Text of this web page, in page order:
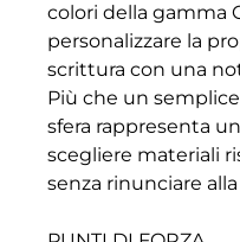
colori della gamma
personalizzare la
scrittura con una
Più che un
sfera rappresenta
scegliere materiali
senza rinunciare